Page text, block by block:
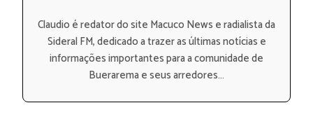
Claudio é redator do site Macuco News e radialista da
Sideral FM, dedicado a trazer as últimas notícias e
informações importantes para a comunidade de
Buerarema e seus arredores...